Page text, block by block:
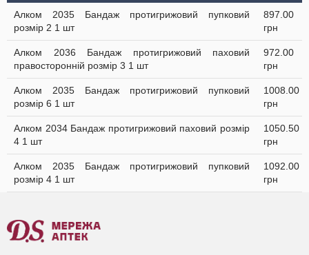
Алком 2035 Бандаж протигрижовий пупковий
розмір 2 1 шт
897.00
грн
Алком 2036 Бандаж протигрижовий паховий
правосторонній розмір 3 1 шт
972.00
грн
Алком 2035 Бандаж протигрижовий пупковий
розмір 6 1 шт
1008.00
грн
Алком 2034 Бандаж протигрижовий паховий розмір
4 1 шт
1050.50
грн
Алком 2035 Бандаж протигрижовий пупковий
розмір 4 1 шт
1092.00
грн